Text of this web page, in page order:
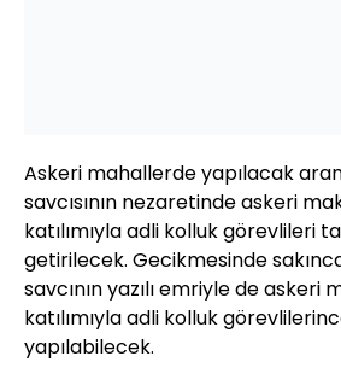
Askeri mahallerde yapılacak
savcısının nezaretinde askeri
katılımıyla adli kolluk görevlileri
getirilecek. Gecikmesinde
savcının yazılı emriyle de askeri
katılımıyla adli kolluk
yapılabilecek.